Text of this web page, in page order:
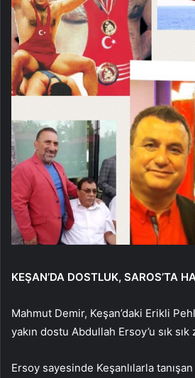
KEŞAN’DA DOSTLUK, SAROS’TA
Mahmut Demir, Keşan’daki Erikli
yakın dostu Abdullah Ersoy’u sık
Ersoy sayesinde Keşanlılarla